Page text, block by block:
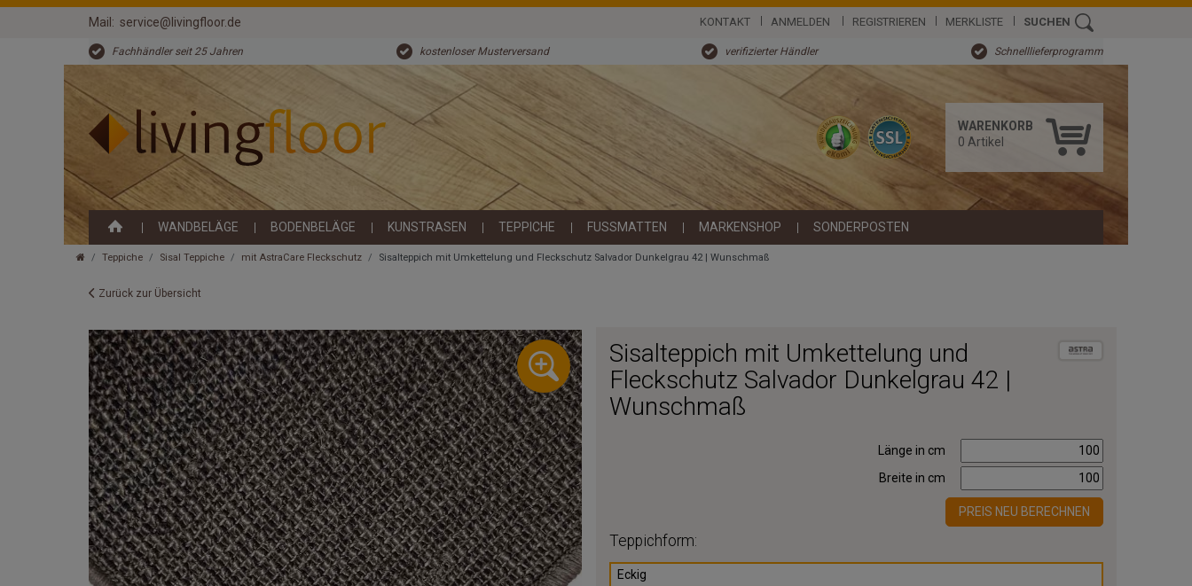
Mail: service@livingfloor.de KONTAKT ANMELDEN REGISTRIEREN MERKLISTE SUCHEN
Fachhändler seit 25 Jahren kostenloser Musterversand verifizierter Händler Schnelllieferprogramm
WARENKORB
0 Artikel
WANDBELÄGE BODENBELÄGE KUNSTRASEN TEPPICHE FUSSMATTEN MARKENSHOP SONDERPOSTEN
Teppiche Sisal Teppiche mit AstraCare Fleckschutz Sisalteppich mit Umkettelung und Fleckschutz Salvador Dunkelgrau 42 | Wunschmaß
Zurück zur Übersicht
Sisalteppich mit Umkettelung und
Fleckschutz Salvador Dunkelgrau 42 |
Wunschmaß
Länge in cm
Breite in cm
PREIS NEU BERECHNEN
Teppichform:
Eckig